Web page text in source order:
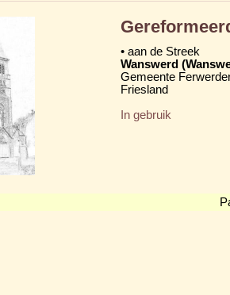
• aan de Streek
Wanswerd
Gemeente
Friesland
In gebruik